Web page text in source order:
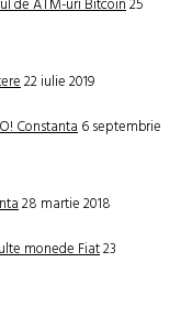
de ATM-uri Bitcoin25
22 iulie 2019
Constanta6 septembrie
28 martie 2018
monede Fiat23